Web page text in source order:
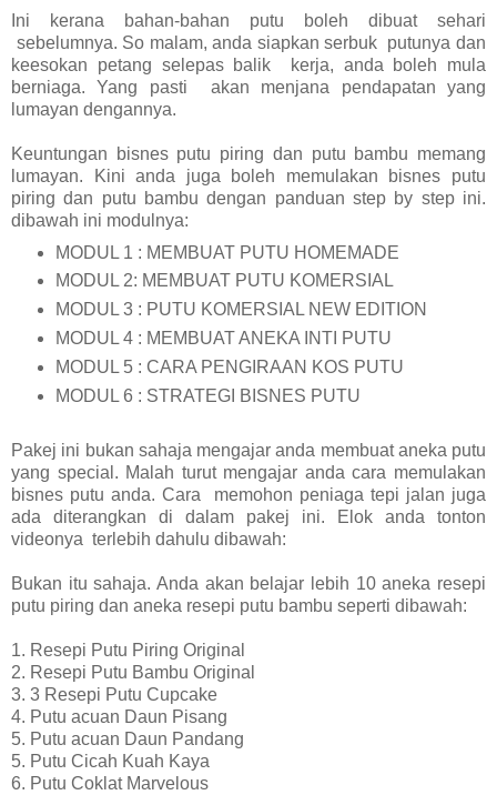
Ini kerana bahan-bahan putu boleh dibuat sehari
sebelumnya. So malam, anda siapkan serbuk putunya dan
keesokan petang selepas balik kerja, anda boleh mula
berniaga. Yang pasti akan menjana pendapatan yang
lumayan dengannya.
Keuntungan bisnes putu piring dan putu bambu memang
lumayan. Kini anda juga boleh memulakan bisnes putu
piring dan putu bambu dengan panduan step by step ini.
dibawah ini modulnya:
MODUL 1 : MEMBUAT PUTU HOMEMADE
MODUL 2: MEMBUAT PUTU KOMERSIAL
MODUL 3 : PUTU KOMERSIAL NEW EDITION
MODUL 4 : MEMBUAT ANEKA INTI PUTU
MODUL 5 : CARA PENGIRAAN KOS PUTU
MODUL 6 : STRATEGI BISNES PUTU
Pakej ini bukan sahaja mengajar anda membuat aneka putu
yang special. Malah turut mengajar anda cara memulakan
bisnes putu anda. Cara memohon peniaga tepi jalan juga
ada diterangkan di dalam pakej ini. Elok anda tonton
videonya terlebih dahulu dibawah:
Bukan itu sahaja. Anda akan belajar lebih 10 aneka resepi
putu piring dan aneka resepi putu bambu seperti dibawah:
1. Resepi Putu Piring Original
2. Resepi Putu Bambu Original
3. 3 Resepi Putu Cupcake
4. Putu acuan Daun Pisang
5. Putu acuan Daun Pandang
5. Putu Cicah Kuah Kaya
6. Putu Coklat Marvelous